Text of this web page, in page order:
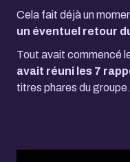
Cela fait déjà un
un éventuel retour
Tout avait commencé
avait réuni les 7
titres phares du groupe.